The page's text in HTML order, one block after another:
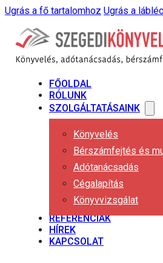
Ugrás a fő tartalomhoz Ugrás a
FŐOLDAL
RÓLUNK
SZOLGÁLTATÁSAINK
Könyvelés
Bérszámfejtés és
Adótanácsadás
Cégalapítás
Könyvvizsgálat
REFERENCIÁK
HÍREK
KAPCSOLAT